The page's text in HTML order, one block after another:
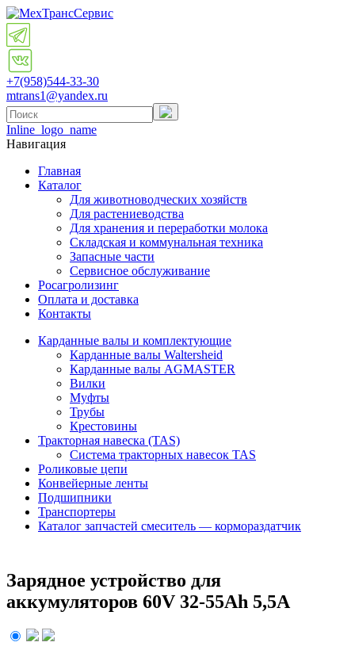
+7(958)544-33-30
mtrans1@yandex.ru
Inline_logo_name
Навигация
Главная
Каталог
Для животноводческих хозяйств
Для растениеводства
Для хранения и переработки молока
Складская и коммунальная техника
Запасные части
Cервисное обслуживание
Росагролизинг
Оплата и доставка
Контакты
Карданные валы и комплектующие
Карданные валы Waltersheid
Карданные валы AGMASTER
Вилки
Муфты
Трубы
Крестовины
Тракторная навеска (TAS)
Система тракторных навесок TAS
Роликовые цепи
Конвейерные ленты
Подшипники
Транспортеры
Каталог запчастей смеситель — кормораздатчик
Зарядное устройство для
аккумуляторов 60V 32-55Ah 5,5A